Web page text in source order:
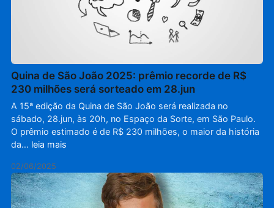
Quina de São João 2025: prêmio recorde de R$
230 milhões será sorteado em 28.jun
A 15ª edição da Quina de São João será realizada no
sábado, 28.jun, às 20h, no Espaço da Sorte, em São Paulo.
O prêmio estimado é de R$ 230 milhões, o maior da história
da… leia mais
02/06/2025